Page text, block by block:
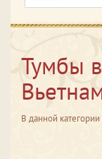
Тумбы
В данной категории